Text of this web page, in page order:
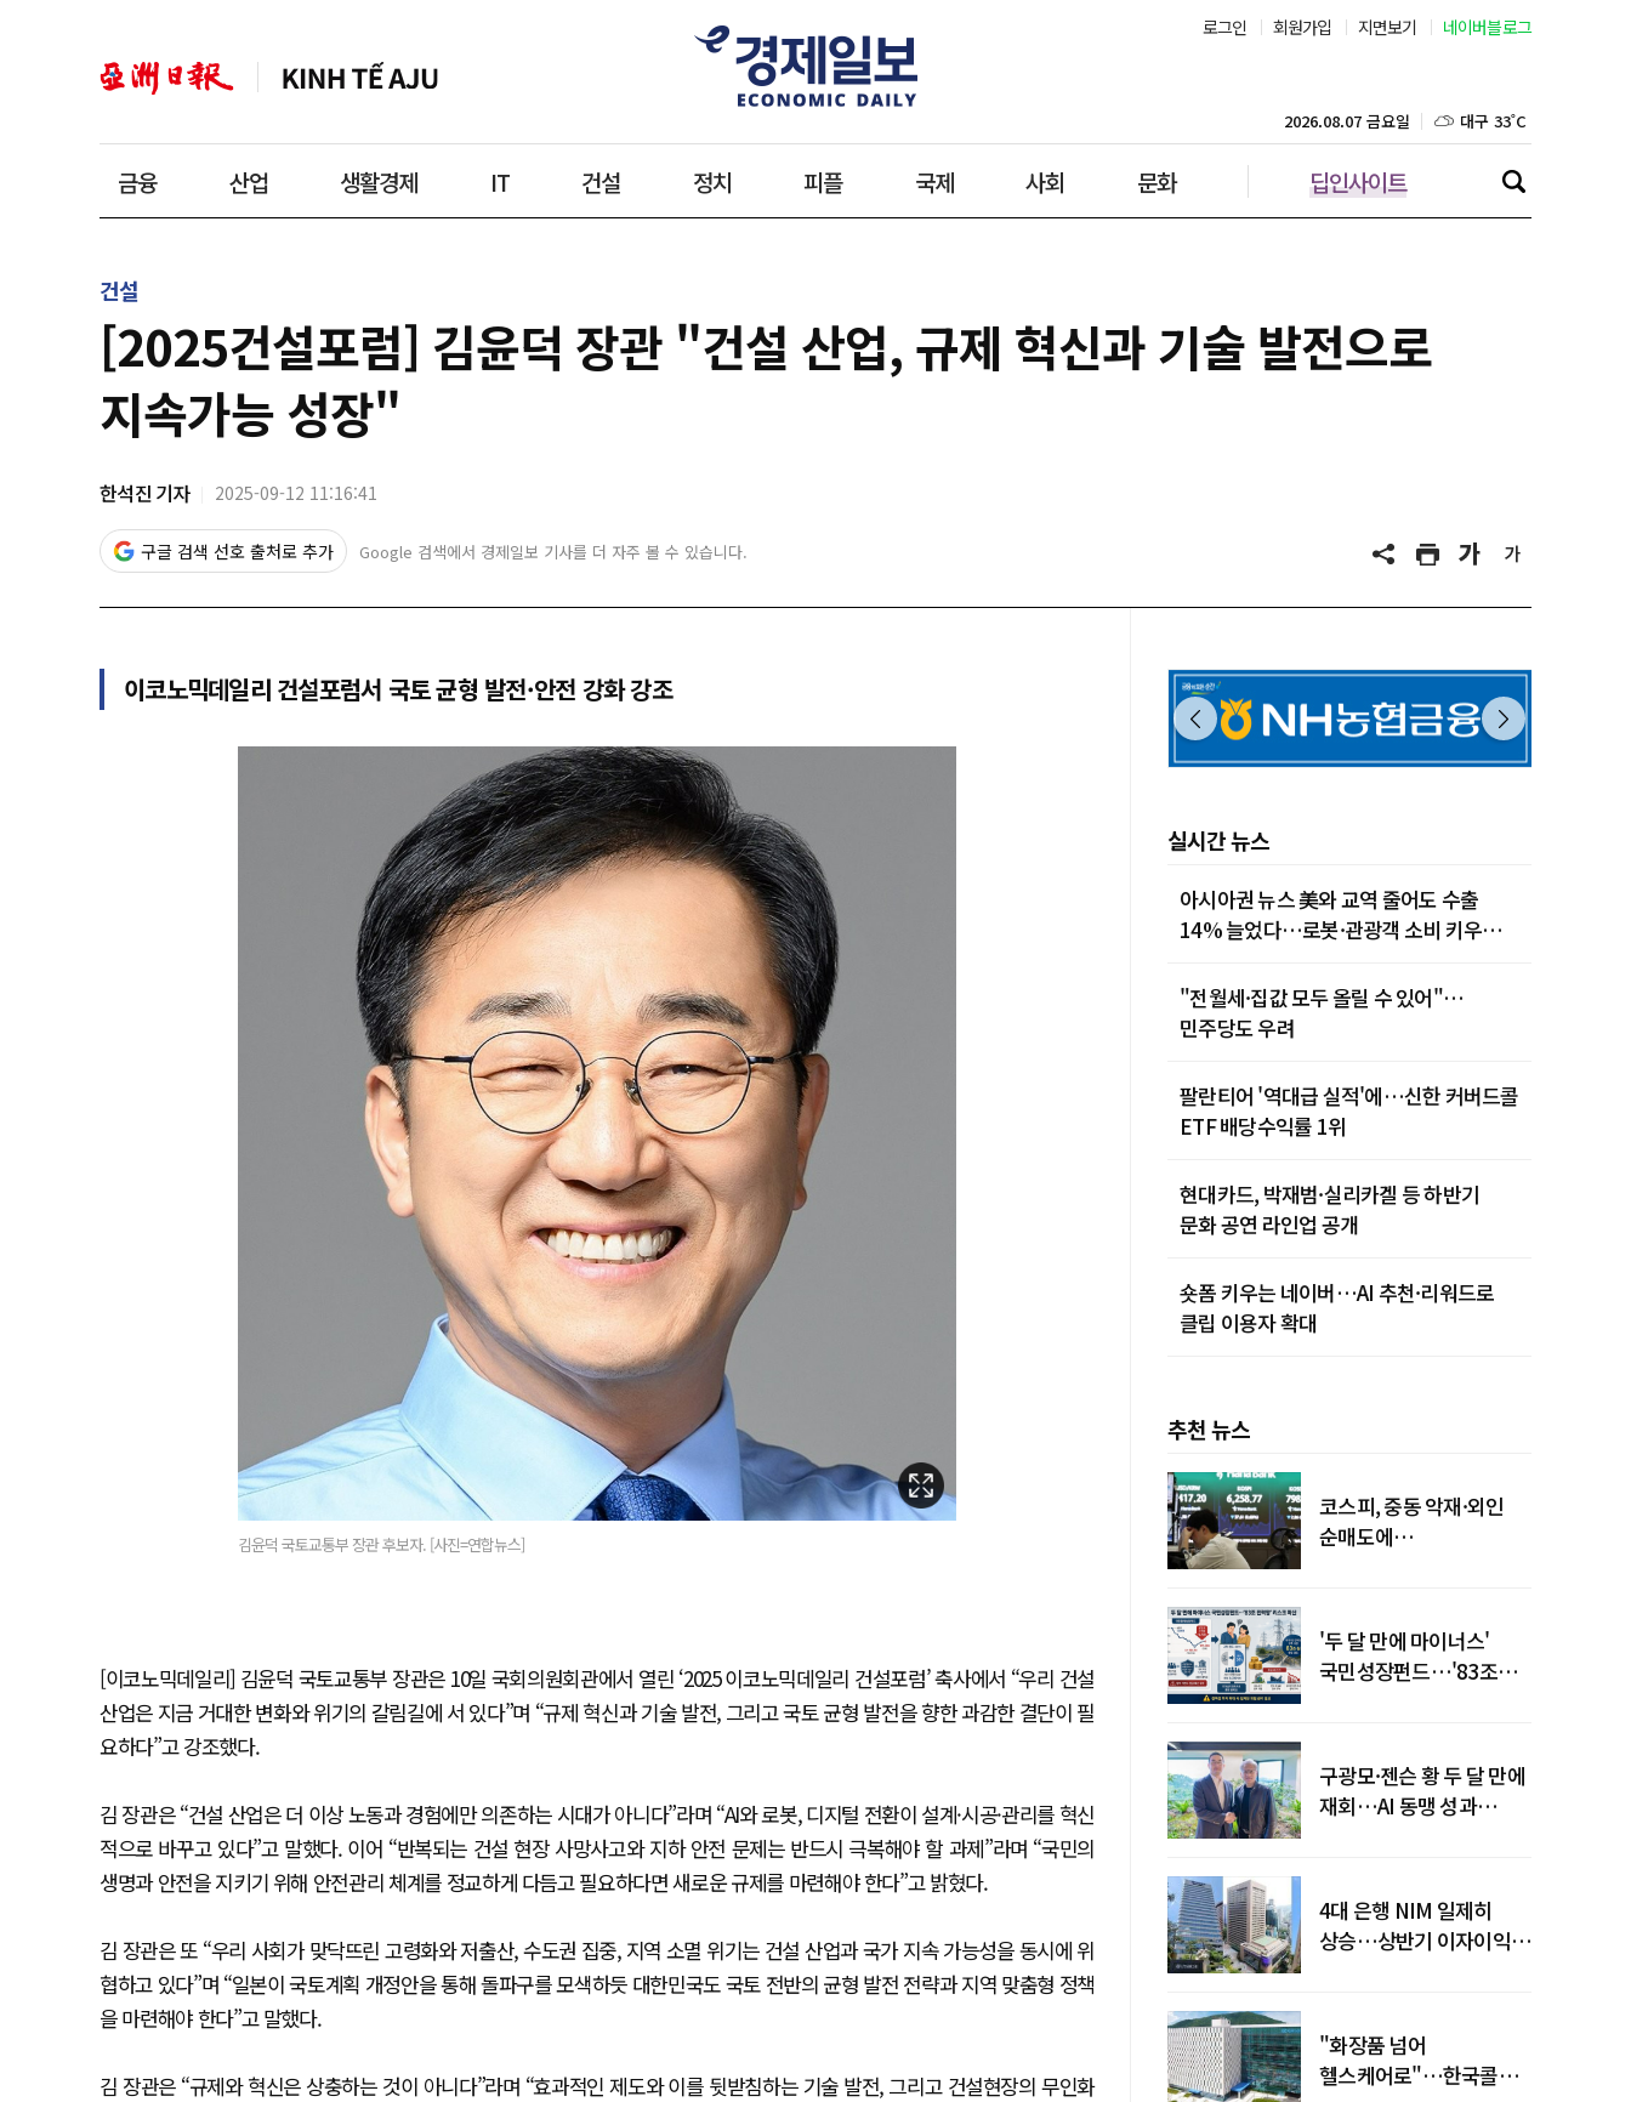
로그인 회원가입 지면보기 네이버블로그
금융 산업 생활경제 IT 건설 정치 피플 국제 사회 문화 딥인사이트
2026.08.07 금요일 대구 33˚C
인천 32˚C
건설
[2025건설포럼] 김윤덕 장관 "건설 산업, 규제 혁신과 기술 발전으로
지속가능 성장"
한석진 기자 2025-09-12 11:16:41
구글 검색 선호 출처로 추가 Google 검색에서 경제일보 기사를 더 자주 볼 수 있습니다.
이코노믹데일리 건설포럼서 국토 균형 발전·안전 강화 강조
김윤덕 국토교통부 장관 후보자. [사진=연합뉴스]
[이코노믹데일리] 김윤덕 국토교통부 장관은 10일 국회의원회관에서 열린 ‘2025 이코노믹데일리 건설포럼’ 축사에서 “우리 건설
산업은 지금 거대한 변화와 위기의 갈림길에 서 있다”며 “규제 혁신과 기술 발전, 그리고 국토 균형 발전을 향한 과감한 결단이 필
요하다”고 강조했다.
김 장관은 “건설 산업은 더 이상 노동과 경험에만 의존하는 시대가 아니다”라며 “AI와 로봇, 디지털 전환이 설계·시공·관리를 혁신
적으로 바꾸고 있다”고 말했다. 이어 “반복되는 건설 현장 사망사고와 지하 안전 문제는 반드시 극복해야 할 과제”라며 “국민의
생명과 안전을 지키기 위해 안전관리 체계를 정교하게 다듬고 필요하다면 새로운 규제를 마련해야 한다”고 밝혔다.
김 장관은 또 “우리 사회가 맞닥뜨린 고령화와 저출산, 수도권 집중, 지역 소멸 위기는 건설 산업과 국가 지속 가능성을 동시에 위
협하고 있다”며 “일본이 국토계획 개정안을 통해 돌파구를 모색하듯 대한민국도 국토 전반의 균형 발전 전략과 지역 맞춤형 정책
을 마련해야 한다”고 말했다.
김 장관은 “규제와 혁신은 상충하는 것이 아니다”라며 “효과적인 제도와 이를 뒷받침하는 기술 발전, 그리고 건설현장의 무인화
실시간 뉴스
아시아권 뉴스 美와 교역 줄어도 수출
14% 늘었다…로봇·관광객 소비 키우는
"전월세·집값 모두 올릴 수 있어"…
민주당도 우려
팔란티어 '역대급 실적'에…신한 커버드콜
ETF 배당수익률 1위
현대카드, 박재범·실리카겔 등 하반기
문화 공연 라인업 공개
숏폼 키우는 네이버…AI 추천·리워드로
클립 이용자 확대
추천 뉴스
코스피, 중동 악재·외인
순매도에
'두 달 만에 마이너스'
국민성장펀드…'83조
구광모·젠슨 황 두 달 만에
재회…AI 동맹 성과
4대 은행 NIM 일제히
상승…상반기 이자이익
"화장품 넘어
헬스케어로"…한국콜마,